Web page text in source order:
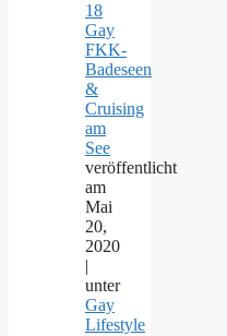
18
Gay
FKK-
Badeseen
&
Cruising
am
See
veröffentlicht
am
Mai
20,
2020
|
unter
Gay
Lifestyle